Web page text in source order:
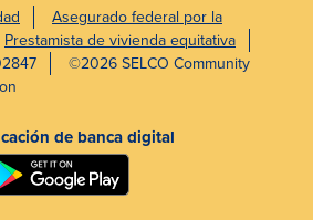
Asegurado federal por la
Prestamista de vivienda equitativa
©2026 SELCO Community
de banca digital